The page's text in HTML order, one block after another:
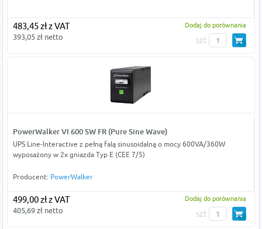
483,45 zł z VAT
393,05 zł netto
Dodaj do porównania
szt
PowerWalker VI 600 SW FR (Pure Sine Wave)
UPS Line-Interactive z pełną falą sinusoidalną o mocy 600VA/360W
wyposażony w 2x gniazda Typ E (CEE 7/5)
Producent: PowerWalker
499,00 zł z VAT
405,69 zł netto
Dodaj do porównania
szt